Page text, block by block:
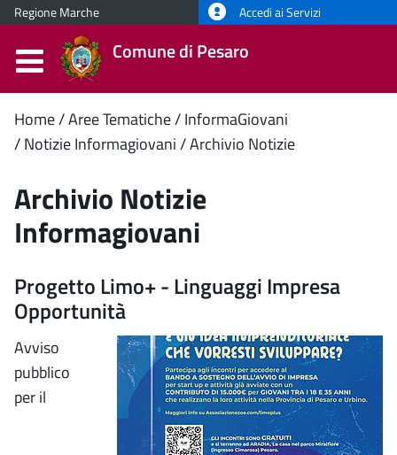
Regione Marche Accedi ai Servizi
Comune di Pesaro
Contenuto
principale
Home Aree Tematiche InformaGiovani
Notizie Informagiovani Archivio Notizie
Archivio Notizie
Informagiovani
Progetto Limo+ - Linguaggi Impresa
Opportunità
Avviso
pubblico
per il